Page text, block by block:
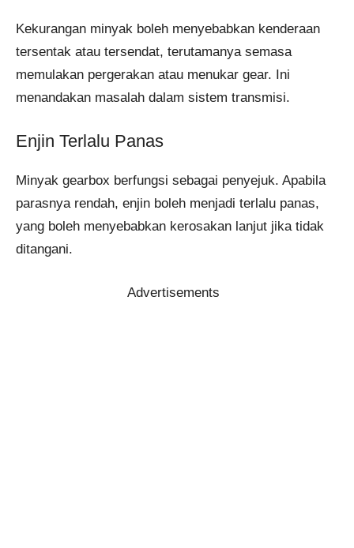
Kekurangan minyak boleh menyebabkan kenderaan
tersentak atau tersendat, terutamanya semasa
memulakan pergerakan atau menukar gear. Ini
menandakan masalah dalam sistem transmisi.
Enjin Terlalu Panas
Minyak gearbox berfungsi sebagai penyejuk. Apabila
parasnya rendah, enjin boleh menjadi terlalu panas,
yang boleh menyebabkan kerosakan lanjut jika tidak
ditangani.
Advertisements